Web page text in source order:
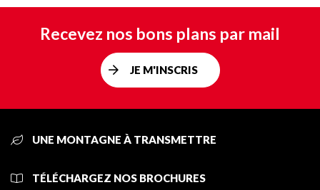
Recevez nos bons plans par mail
JE M'INSCRIS
UNE MONTAGNE À TRANSMETTRE
TÉLÉCHARGEZ NOS BROCHURES